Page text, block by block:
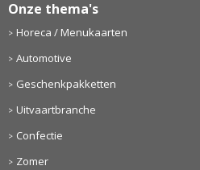
Onze thema's
Horeca / Menukaarten
Automotive
Geschenkpakketten
Uitvaartbranche
Confectie
Zomer